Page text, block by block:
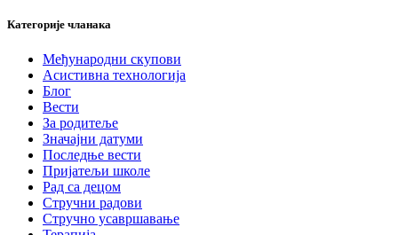
Категорије чланака
Међународни скупови
Асистивна технологија
Блог
Вести
За родитеље
Значајни датуми
Последње вести
Пријатељи школе
Рад са децом
Стручни радови
Стручно усавршавање